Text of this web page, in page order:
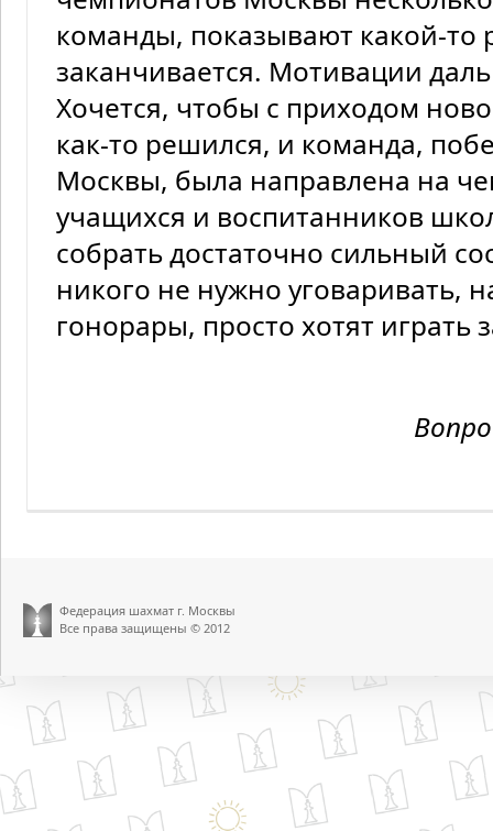
команды, показывают какой-то
заканчивается. Мотивации
Хочется, чтобы с приходом
как-то решился, и команда,
Москвы, была направлена на
учащихся и воспитанников
собрать достаточно сильный
никого не нужно уговаривать,
гонорары, просто хотят играть
Федерация шахмат г. Москвы
Все права защищены © 2012